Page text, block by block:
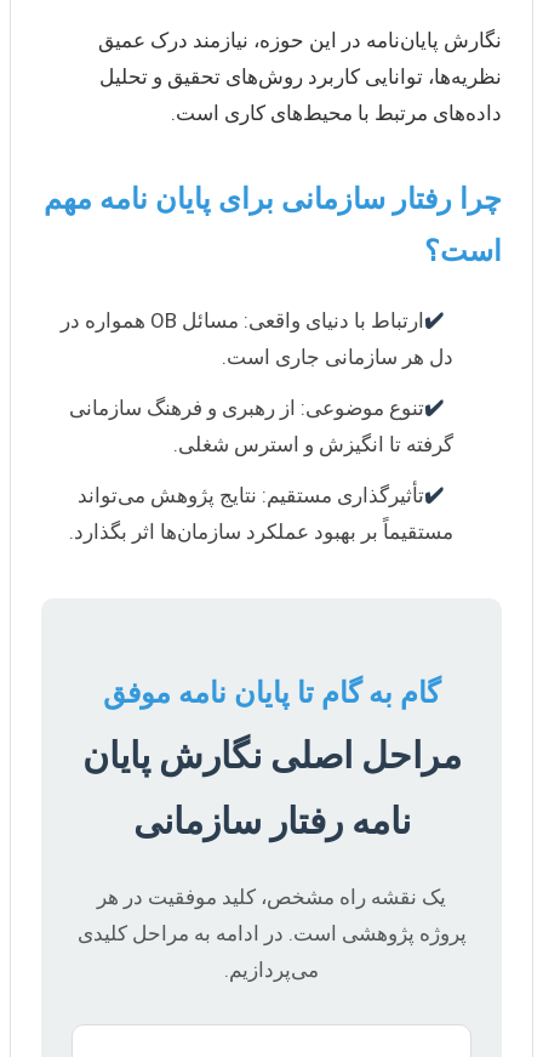
نگارش پایان‌نامه در این حوزه، نیازمند درک عمیق
نظریه‌ها، توانایی کاربرد روش‌های تحقیق و تحلیل
داده‌های مرتبط با محیط‌های کاری است.
چرا رفتار سازمانی برای پایان نامه مهم
است؟
✔️
ارتباط با دنیای واقعی: مسائل OB همواره در
دل هر سازمانی جاری است.
✔️تنوع موضوعی: از رهبری و فرهنگ سازمانی
گرفته تا انگیزش و استرس شغلی.
✔️تأثیرگذاری مستقیم: نتایج پژوهش می‌تواند
مستقیماً بر بهبود عملکرد سازمان‌ها اثر بگذارد.
گام به گام تا پایان نامه موفق
مراحل اصلی نگارش پایان
نامه رفتار سازمانی
یک نقشه راه مشخص، کلید موفقیت در هر
پروژه پژوهشی است. در ادامه به مراحل کلیدی
می‌پردازیم.